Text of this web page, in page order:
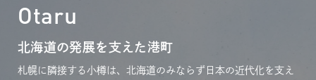
Otaru
北海道の発展を支えた港町
札幌に隣接する小樽は、北海道のみならず日本の近代化を支え